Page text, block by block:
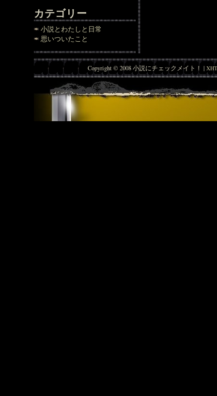
カテゴリー
小説とわたしと日常
思いついたこと
Copyright © 2008 小説にチェックメイト！ |